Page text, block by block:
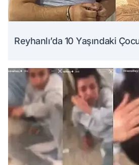
Reyhanlı’da 10 Yaşındaki